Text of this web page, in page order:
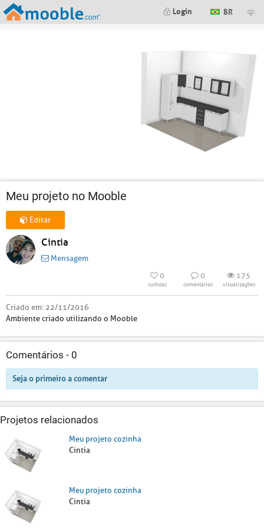
Login BR
Meu projeto no Mooble
Editar
Cintia
Mensagem
0
curtidas
0
comentários
175
visualizações
Criado em: 22/11/2016
Ambiente criado utilizando o Mooble
Comentários - 0
Seja o primeiro a comentar
Projetos relacionados
Meu projeto cozinha
Cintia
Meu projeto cozinha
Cintia